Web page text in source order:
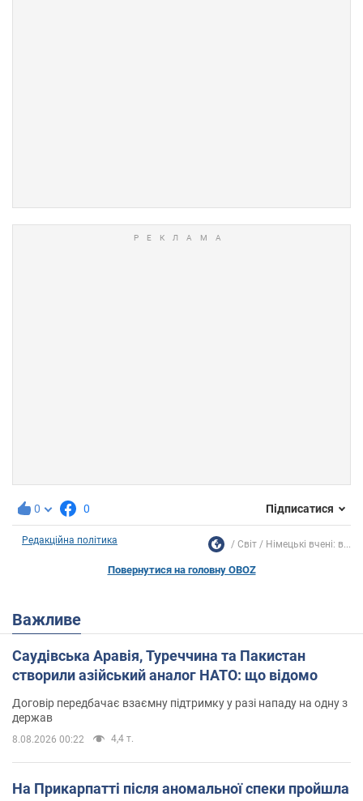
0 0 Підписатися
Редакційна політика Світ Німецькі вчені: в...
Повернутися на головну OBOZ
Важливе
Саудівська Аравія, Туреччина та Пакистан
створили азійський аналог НАТО: що відомо
Договір передбачає взаємну підтримку у разі нападу на одну з
держав
8.08.2026 00:22 4,4 т.
На Прикарпатті після аномальної спеки пройшла